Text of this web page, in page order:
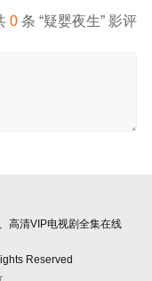
0 条 “疑婴夜生” 影评
高清VIP电视剧全集在线
Reserved